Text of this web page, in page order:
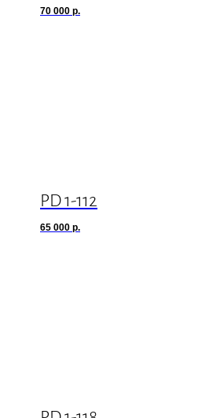
70 000 р.
PD 1-112
65 000 р.